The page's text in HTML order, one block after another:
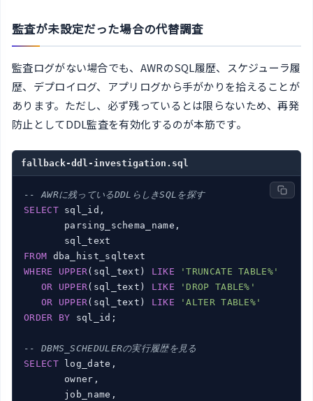
監査が未設定だった場合の代替調査
監査ログがない場合でも、AWRのSQL履歴、スケジューラ履
歴、デプロイログ、アプリログから手がかりを拾えることが
あります。ただし、必ず残っているとは限らないため、再発
防止としてDDL監査を有効化するのが本筋です。
fallback-ddl-investigation.sql
-- AWRに残っているDDLらしきSQLを探す
SELECT sql_id,
       parsing_schema_name,
FROM
WHERE
UPPER(sql_text) LIKE
'TRUNCATE TABLE%'
OR
UPPER(sql_text) LIKE
'DROP TABLE%'
OR
UPPER(sql_text) LIKE
'ALTER TABLE%'
ORDER
BY sql_id;
-- DBMS_SCHEDULERの実行履歴を見る
SELECT log_date,
       owner,
       job_name,